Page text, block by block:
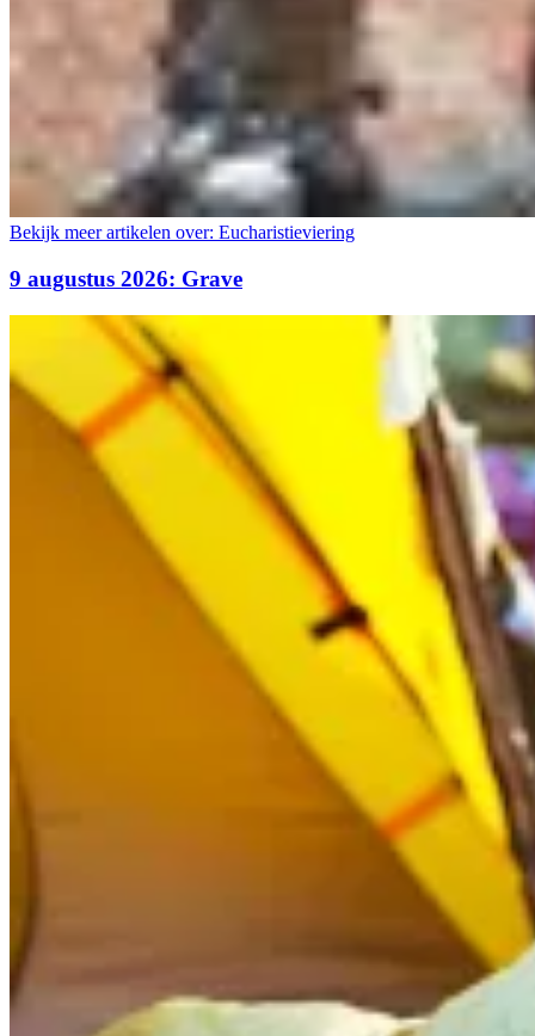
Bekijk meer artikelen over: Eucharistieviering
9 augustus 2026: Grave